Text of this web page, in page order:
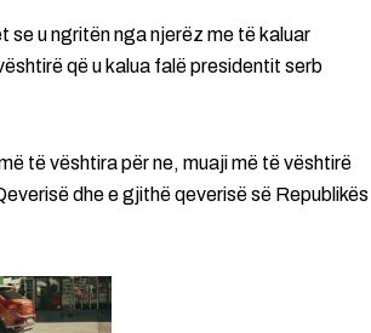
se u ngritën nga njerëz me të kaluar
që u kalua falë presidentit serb
të vështira për ne, muaji më të vështirë
dhe e gjithë qeverisë së Republikës